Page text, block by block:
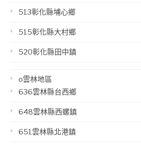
513彰化縣埔心鄉
515彰化縣大村鄉
520彰化縣田中鎮
o雲林地區
636雲林縣台西鄉
648雲林縣西螺鎮
651雲林縣北港鎮